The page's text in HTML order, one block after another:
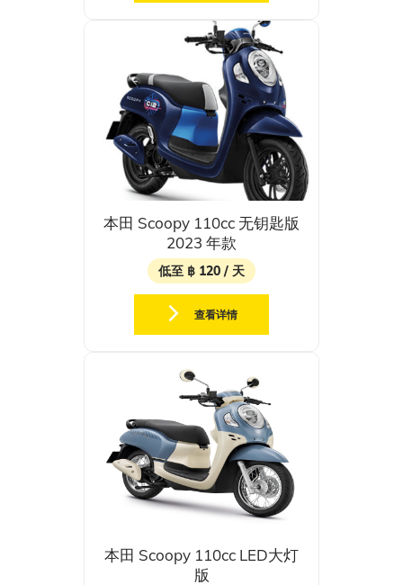
本田 Scoopy 110cc 无钥匙版
2023 年款
低至 ฿ 120 / 天
查看详情
本田 Scoopy 110cc LED大灯
版